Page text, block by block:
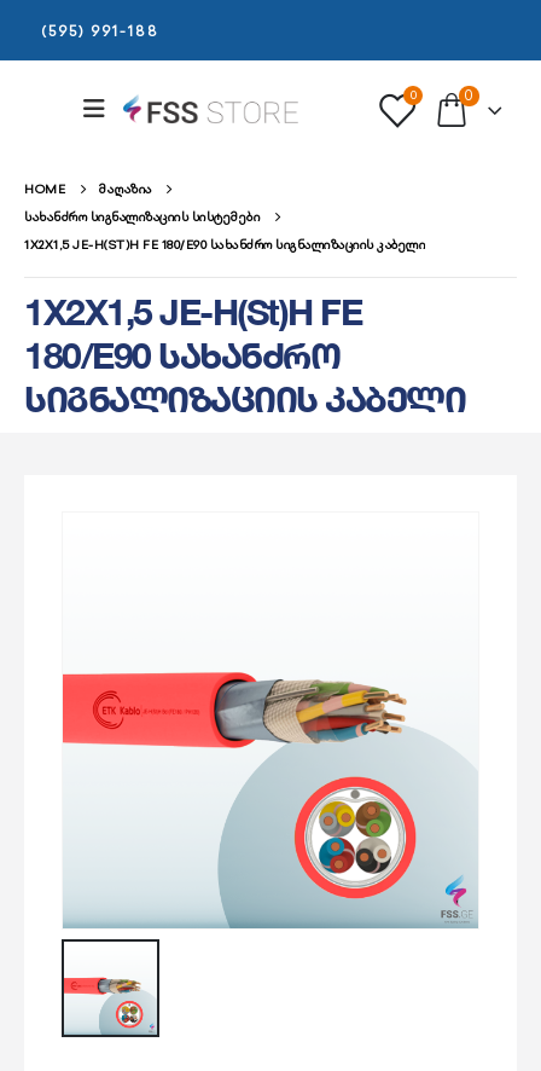
(595) 991-188
0 0
HOME
ᲛᲐᲦᲐᲖᲘᲐ
ᲡᲐᲮᲐᲜᲫᲠᲝ ᲡᲘᲒᲜᲐᲚᲘᲖᲐᲪᲘᲘᲡ ᲡᲘᲡᲢᲔᲛᲔᲑᲘ
1X2X1,5 JE-H(ST)H FE 180/E90 ᲡᲐᲮᲐᲜᲫᲠᲝ ᲡᲘᲒᲜᲐᲚᲘᲖᲐᲪᲘᲘᲡ ᲙᲐᲑᲔᲚᲘ
1X2X1,5 JE-H(St)H FE
180/E90 სახანძრო
სიგნალიზაციის კაბელი